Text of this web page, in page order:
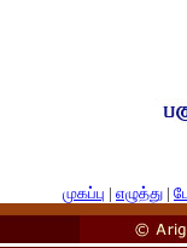
முகப்பு | எழுத்து |